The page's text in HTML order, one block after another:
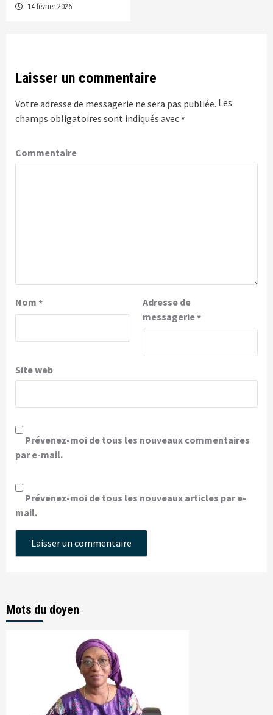
14 février 2026
Laisser un commentaire
Votre adresse de messagerie ne sera pas publiée. Les
champs obligatoires sont indiqués avec *
Commentaire
Nom *
Adresse de
messagerie*
Site web
Prévenez-moi de tous les nouveaux commentaires
par e-mail.
Prévenez-moi de tous les nouveaux articles par e-
mail.
Mots du doyen